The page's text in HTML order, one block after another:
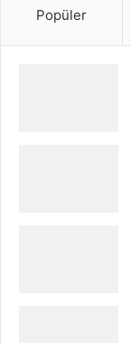
Popüler